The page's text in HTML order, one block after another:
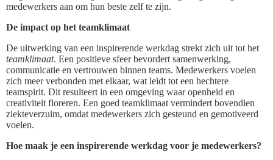
medewerkers aan om hun beste zelf te zijn.
De impact op het teamklimaat
De uitwerking van een inspirerende werkdag strekt zich uit tot het
teamklimaat. Een positieve sfeer bevordert samenwerking,
communicatie en vertrouwen binnen teams. Medewerkers voelen
zich meer verbonden met elkaar, wat leidt tot een hechtere
teamspirit. Dit resulteert in een omgeving waar openheid en
creativiteit floreren. Een goed teamklimaat vermindert bovendien
ziekteverzuim, omdat medewerkers zich gesteund en gemotiveerd
voelen.
Hoe maak je een inspirerende werkdag voor je medewerkers?